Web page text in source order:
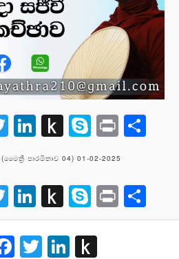
Twitter
LinkedIn
Push
to
Kindle
Skype
Print
පාරමිතාව 04) 01-02-2025
Twitter
LinkedIn
Push
to
Kindle
Skype
Print
Facebook
TwitterLinkedIn